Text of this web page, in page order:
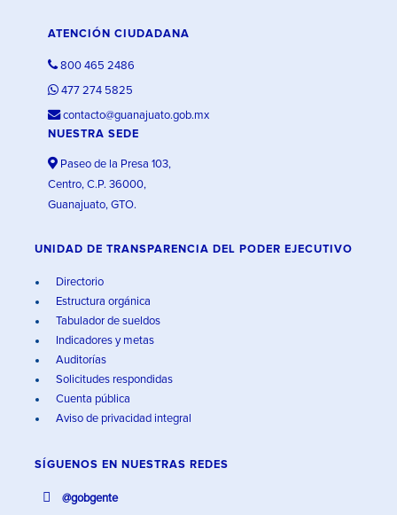
ATENCIÓN CIUDADANA
800 465 2486
477 274 5825
contacto@guanajuato.gob.mx
NUESTRA SEDE
Paseo de la Presa 103,
Centro, C.P. 36000,
Guanajuato, GTO.
UNIDAD DE TRANSPARENCIA DEL PODER EJECUTIVO
Directorio
Estructura orgánica
Tabulador de sueldos
Indicadores y metas
Auditorías
Solicitudes respondidas
Cuenta pública
Aviso de privacidad integral
SÍGUENOS EN NUESTRAS REDES
@gobgente